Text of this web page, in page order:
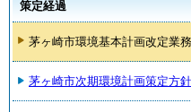
策定経過
茅ヶ崎市環境基本計画改定業
茅ヶ崎市次期環境計画策定方